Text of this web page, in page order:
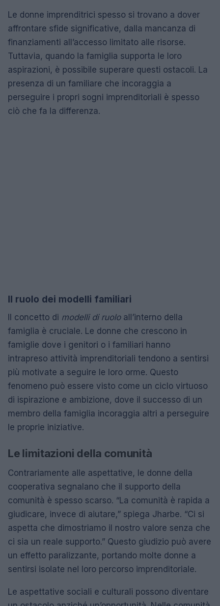
Le donne imprenditrici spesso si trovano a dover
affrontare sfide significative, dalla mancanza di
finanziamenti all’accesso limitato alle risorse.
Tuttavia, quando la famiglia supporta le loro
aspirazioni, è possibile superare questi ostacoli. La
presenza di un familiare che incoraggia a
perseguire i propri sogni imprenditoriali è spesso
ciò che fa la differenza.
Il ruolo dei modelli familiari
Il concetto di modelli di ruoloall’interno della
famiglia è cruciale. Le donne che crescono in
famiglie dove i genitori o i familiari hanno
intrapreso attività imprenditoriali tendono a sentirsi
più motivate a seguire le loro orme. Questo
fenomeno può essere visto come un ciclo virtuoso
di ispirazione e ambizione, dove il successo di un
membro della famiglia incoraggia altri a perseguire
le proprie iniziative.
Le limitazioni della comunità
Contrariamente alle aspettative, le donne della
cooperativa segnalano che il supporto della
comunità è spesso scarso. “La comunità è rapida a
giudicare, invece di aiutare,” spiega Jharbe. “Ci si
aspetta che dimostriamo il nostro valore senza che
ci sia un reale supporto.” Questo giudizio può avere
un effetto paralizzante, portando molte donne a
sentirsi isolate nel loro percorso imprenditoriale.
Le aspettative sociali e culturali possono diventare